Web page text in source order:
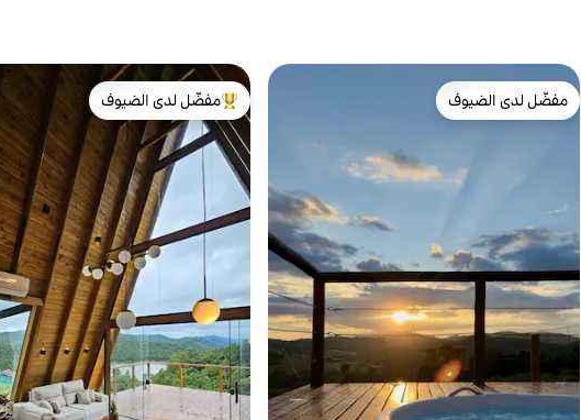
مفضّل لدى الضيوف
مفضّل لدى الضيوف
من أبرز البيوت المفضّلة لدى الضيوف
مفضّل لدى الضيوف